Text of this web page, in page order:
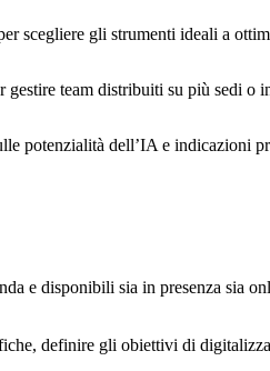
scegliere gli strumenti ideali a
gestire team distribuiti su più sedi o
potenzialità dell’IA e indicazioni
e disponibili sia in presenza sia
definire gli obiettivi di